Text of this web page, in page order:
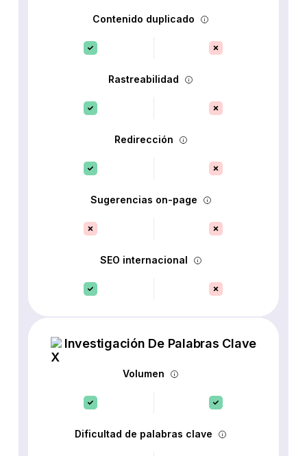
Contenido duplicado
Rastreabilidad
Redirección
Sugerencias on-page
SEO internacional
Investigación De Palabras Clave
Volumen
Dificultad de palabras clave